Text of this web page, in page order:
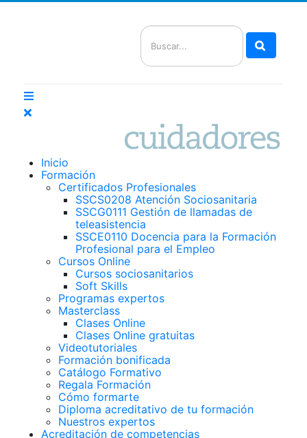
Inicio
Formación
Certificados Profesionales
SSCS0208 Atención Sociosanitaria
SSCG0111 Gestión de llamadas de
teleasistencia
SSCE0110 Docencia para la Formación
Profesional para el Empleo
Cursos Online
Cursos sociosanitarios
Soft Skills
Programas expertos
Masterclass
Clases Online
Clases Online gratuitas
Videotutoriales
Formación bonificada
Catálogo Formativo
Regala Formación
Cómo formarte
Diploma acreditativo de tu formación
Nuestros expertos
Acreditación de competencias